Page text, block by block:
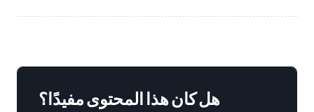
هل كان هذا المحتوى مفيدًا؟